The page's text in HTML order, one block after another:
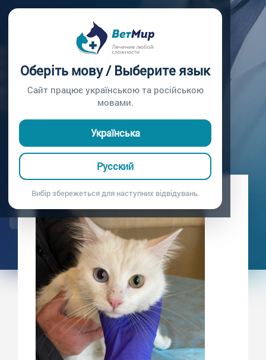
Оберіть мову / Выберите язык
Сайт працює українською та російською
мовами.
Українська
Русский
Вибір збережеться для наступних відвідувань.
КАСТРАЦИЯ
Гетерохромия